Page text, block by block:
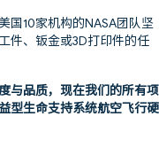
国10家机构的NASA团队坚
件、钣金或3D打印件的任
与品质，现在我们的所有项
型生命支持系统航空飞行硬